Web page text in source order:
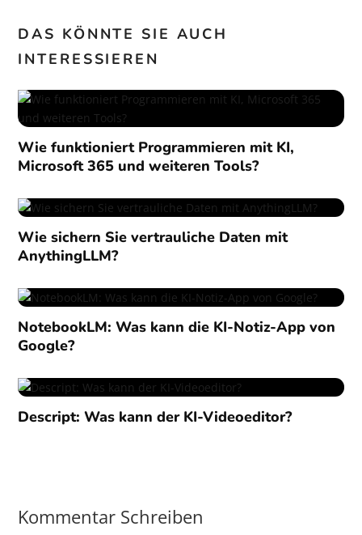
DAS KÖNNTE SIE AUCH
INTERESSIEREN
Wie funktioniert Programmieren mit KI,
Microsoft 365 und weiteren Tools?
Wie sichern Sie vertrauliche Daten mit
AnythingLLM?
NotebookLM: Was kann die KI-Notiz-App von
Google?
Descript: Was kann der KI-Videoeditor?
Kommentar Schreiben